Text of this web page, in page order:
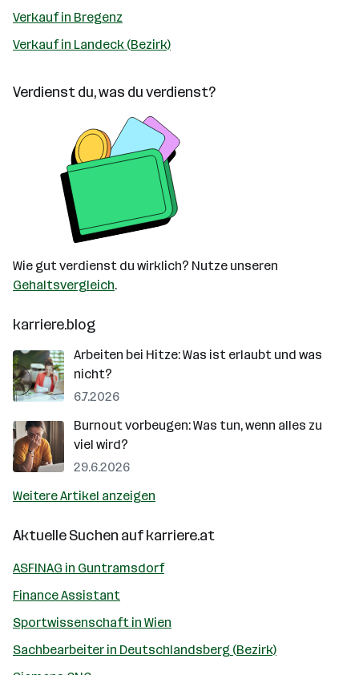
Verkauf in Bregenz
Verkauf in Landeck (Bezirk)
Verdienst du, was du verdienst?
Wie gut verdienst du wirklich? Nutze unseren
Gehaltsvergleich.
karriere.blog
Arbeiten bei Hitze: Was ist erlaubt und was
nicht?
6.7.2026
Burnout vorbeugen: Was tun, wenn alles zu
viel wird?
29.6.2026
Weitere Artikel anzeigen
Aktuelle Suchen aufkarriere.at
ASFINAG in Guntramsdorf
Finance Assistant
Sportwissenschaft in Wien
Sachbearbeiter in Deutschlandsberg (Bezirk)